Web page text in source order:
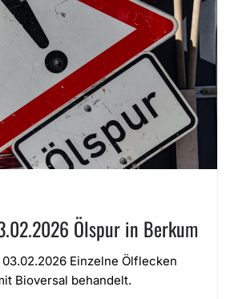
Ölspur in Berkum
03.02.2026 Einzelne Ölflecken
Bioversal behandelt.